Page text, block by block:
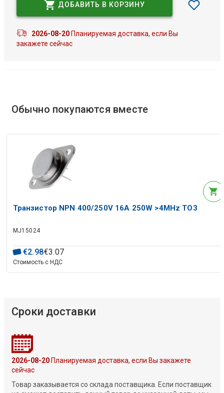
ДОБАВИТЬ В КОРЗИНУ
2026-08-20Планируемая доставка, если Вы
закажете сейчас
Обычно покупаются вместе
Транзистор NPN 400/250V 16A 250W >4MHz TO3
MJ15024
€2.98€3.07
Стоимость с НДС
Сроки доставки
2026-08-20Планируемая доставка, если Вы закажете
сейчас
Товар заказывается со склада поставщика. Если поставщик